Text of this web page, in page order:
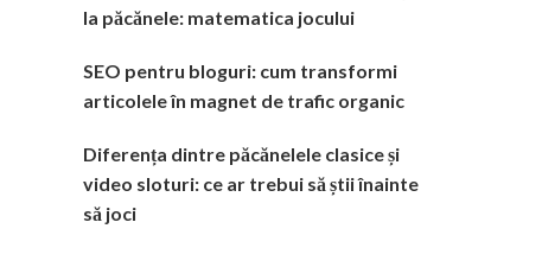
la păcănele: matematica jocului
SEO pentru bloguri: cum transformi
articolele în magnet de trafic organic
Diferența dintre păcănelele clasice și
video sloturi: ce ar trebui să știi înainte
să joci